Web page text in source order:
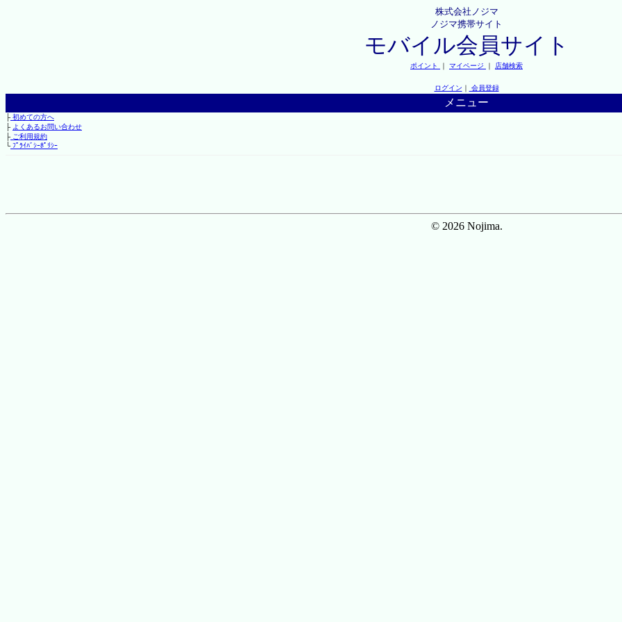
株式会社ノジマ
ノジマ携帯サイト
モバイル会員サイト
ポイント ｜ マイページ ｜ 店舗検索
ログイン ｜ 会員登録
メニュー
├初めての方へ
├ よくあるお問い合わせ
├ご利用規約
└ﾌﾟﾗｲﾊﾞｼｰﾎﾟﾘｼｰ
© 2026 Nojima.